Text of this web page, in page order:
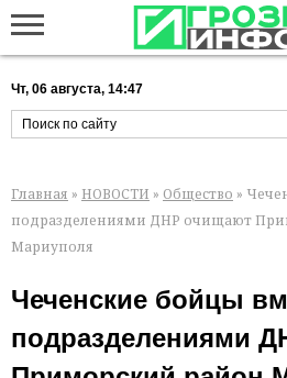
Чт, 06 августа, 14:47
Главная » НОВОСТИ » Общество »
подразделениями ДНР очищают
Мариуполя
Чеченские бойцы
подразделениями